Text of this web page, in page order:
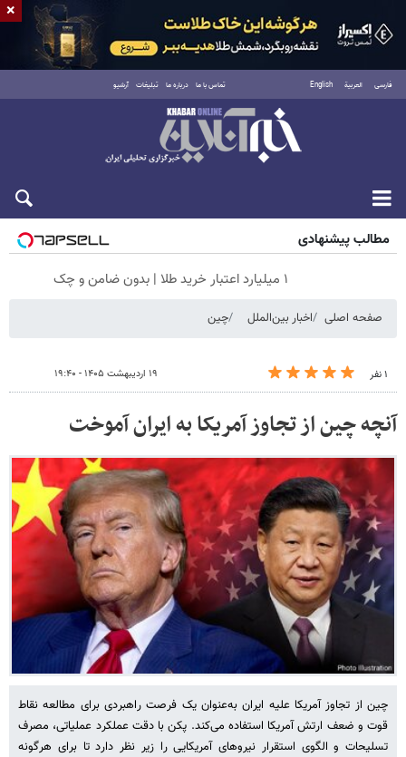
فارسی العربية English تماس با ما درباره ما تبلیغات آرشیو
پنجشنبه ۱۵ مرداد ۱۴۰۵
مطالب پیشنهادی
۱ میلیارد اعتبار خرید طلا | بدون ضامن و چک
صفحه اصلی اخبار بین‌الملل چین
۱ نفر ۱۹ اردیبهشت ۱۴۰۵ - ۱۹:۴۰
آنچه چین از تجاوز آمریکا به ایران آموخت
چین از تجاوز آمریکا علیه ایران به‌عنوان یک فرصت راهبردی برای مطالعه نقاط
قوت و ضعف ارتش آمریکا استفاده می‌کند. پکن با دقت عملکرد عملیاتی، مصرف
تسلیحات و الگوی استقرار نیروهای آمریکایی را زیر نظر دارد تا برای هرگونه
×